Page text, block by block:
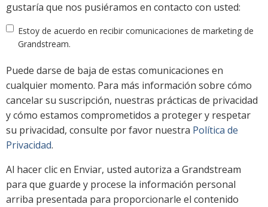
gustaría que nos pusiéramos en contacto con usted:
Estoy de acuerdo en recibir comunicaciones de marketing de
Grandstream.
Puede darse de baja de estas comunicaciones en
cualquier momento. Para más información sobre cómo
cancelar su suscripción, nuestras prácticas de privacidad
y cómo estamos comprometidos a proteger y respetar
su privacidad, consulte por favor nuestra Política de
Privacidad.
Al hacer clic en Enviar, usted autoriza a Grandstream
para que guarde y procese la información personal
arriba presentada para proporcionarle el contenido